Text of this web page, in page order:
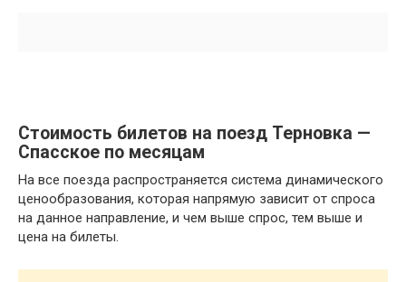
Стоимость билетов на поезд Терновка —
Спасское по месяцам
На все поезда распространяется система динамического
ценообразования, которая напрямую зависит от спроса
на данное направление, и чем выше спрос, тем выше и
цена на билеты.